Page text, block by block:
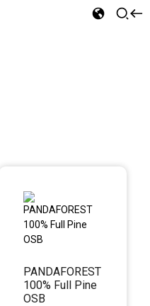
PANDAFOREST
100% Full Pine
OSB